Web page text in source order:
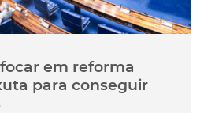
em reforma
para conseguir